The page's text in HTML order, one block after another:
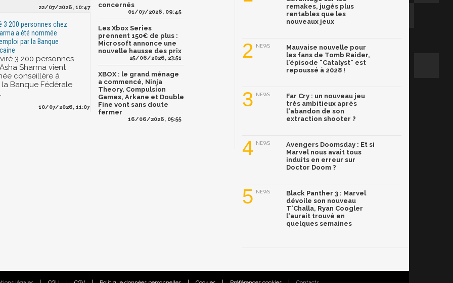
22/07/2026, 10:47
3 200 personnes chez
a été nommée
par la Banque
3 200 personnes
Sharma vient
conseillère à
Banque Fédérale
10/07/2026, 11:07
concernés
01/07/2026, 09:45
Les Xbox Series
prennent 150€ de plus :
Microsoft annonce une
nouvelle hausse des prix
25/06/2026, 23:51
XBOX : le grand ménage
a commencé, Ninja
Theory, Compulsion
Games, Arkane et Double
Fine vont sans doute
fermer
16/06/2026, 05:55
remakes, jugés plus
rentables que les
nouveaux jeux
2 NEWS
Mauvaise nouvelle pour
les fans de Tomb Raider,
l'épisode "Catalyst" est
repoussé à 2028 !
3 NEWS
Far Cry : un nouveau jeu
très ambitieux après
l'abandon de son
extraction shooter ?
4 NEWS
Avengers Doomsday : Et si
Marvel nous avait tous
induits en erreur sur
Doctor Doom ?
5 NEWS
Black Panther 3 : Marvel
dévoile son nouveau
T'Challa, Ryan Coogler
l'aurait trouvé en
quelques semaines